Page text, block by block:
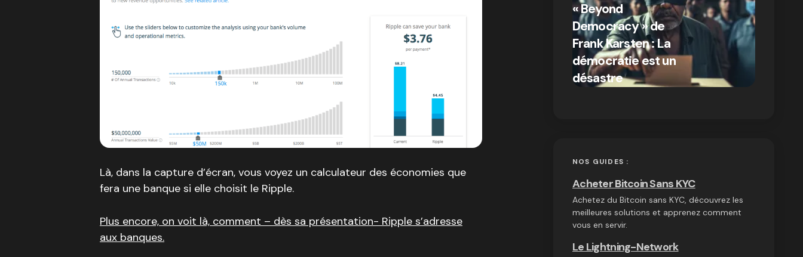
Là, dans la capture d’écran, vous voyez un calculateur des économies que
fera une banque si elle choisit le Ripple.
Plus encore, on voit là, comment – dès sa présentation- Ripple s’adresse
aux banques.
« Beyond
Democracy » de
Frank Karsten : La
démocratie est un
désastre
on 03/10/2024
NOS GUIDES :
Acheter Bitcoin Sans KYC
Achetez du Bitcoin sans KYC, découvrez les
meilleures solutions et apprenez comment
vous en servir.
Le Lightning-Network